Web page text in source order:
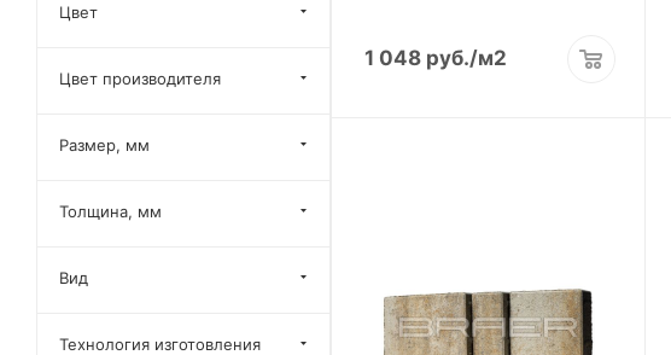
1 048 руб./м2
Цвет
Цвет производителя
Размер, мм
Толщина, мм
Вид
Технология изготовления